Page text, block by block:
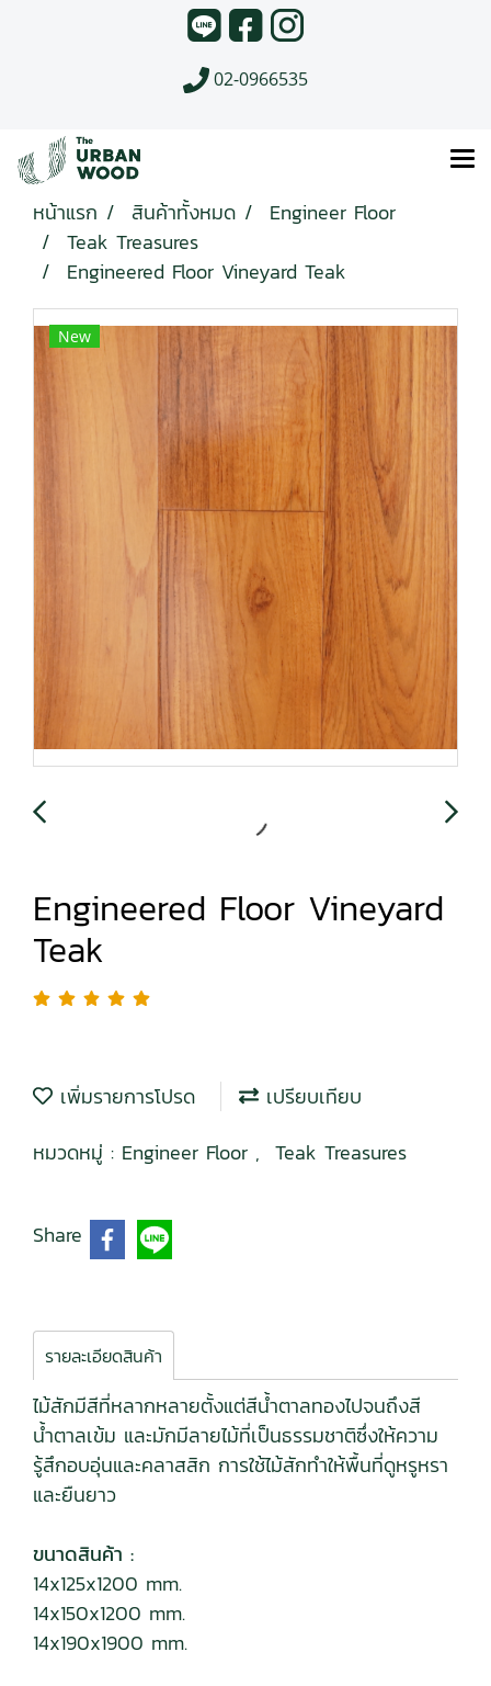
02-0966535
หน้าแรก สินค้าทั้งหมด
Engineer Floor
Teak Treasures
Engineered Floor Vineyard Teak
New
Engineered Floor Vineyard
Teak
เพิ่มรายการโปรด
เปรียบเทียบ
หมวดหมู่ : Engineer Floor , Teak Treasures
Share
รายละเอียดสินค้า
ไม้สักมีสีที่หลากหลายตั้งแต่สีน้ำตาลทองไปจนถึงสี
น้ำตาลเข้ม และมักมีลายไม้ที่เป็นธรรมชาติซึ่งให้ความ
รู้สึกอบอุ่นและคลาสสิก การใช้ไม้สักทำให้พื้นที่ดูหรูหรา
และยืนยาว
ขนาดสินค้า :
14x125x1200 mm.
14x150x1200 mm.
14x190x1900 mm.